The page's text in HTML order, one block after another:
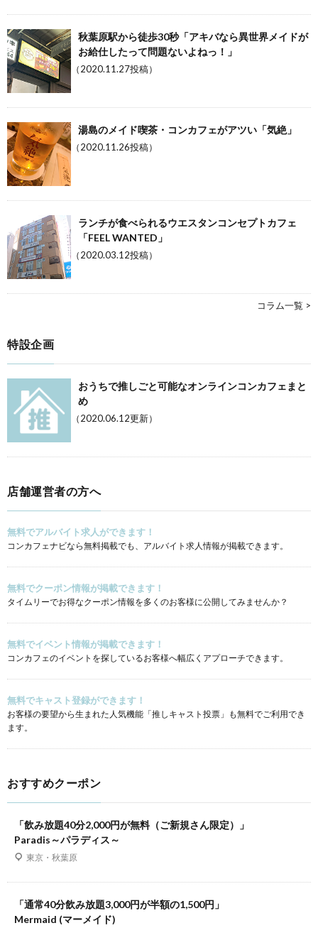
秋葉原駅から徒歩30秒「アキバなら異世界メイドが
お給仕したって問題ないよねっ！」
（2020.11.27投稿）
湯島のメイド喫茶・コンカフェがアツい「気絶」
（2020.11.26投稿）
ランチが食べられるウエスタンコンセプトカフェ
「FEEL WANTED」
（2020.03.12投稿）
コラム一覧 >
特設企画
おうちで推しごと可能なオンラインコンカフェまと
め
（2020.06.12更新）
店舗運営者の方へ
無料でアルバイト求人ができます！
コンカフェナビなら無料掲載でも、アルバイト求人情報が掲載できます。
無料でクーポン情報が掲載できます！
タイムリーでお得なクーポン情報を多くのお客様に公開してみませんか？
無料でイベント情報が掲載できます！
コンカフェのイベントを探しているお客様へ幅広くアプローチできます。
無料でキャスト登録ができます！
お客様の要望から生まれた人気機能「推しキャスト投票」も無料でご利用でき
ます。
おすすめクーポン
「飲み放題40分2,000円が無料（ご新規さん限定）」
Paradis～パラディス～
東京・秋葉原
「通常40分飲み放題3,000円が半額の1,500円」
Mermaid (マーメイド)